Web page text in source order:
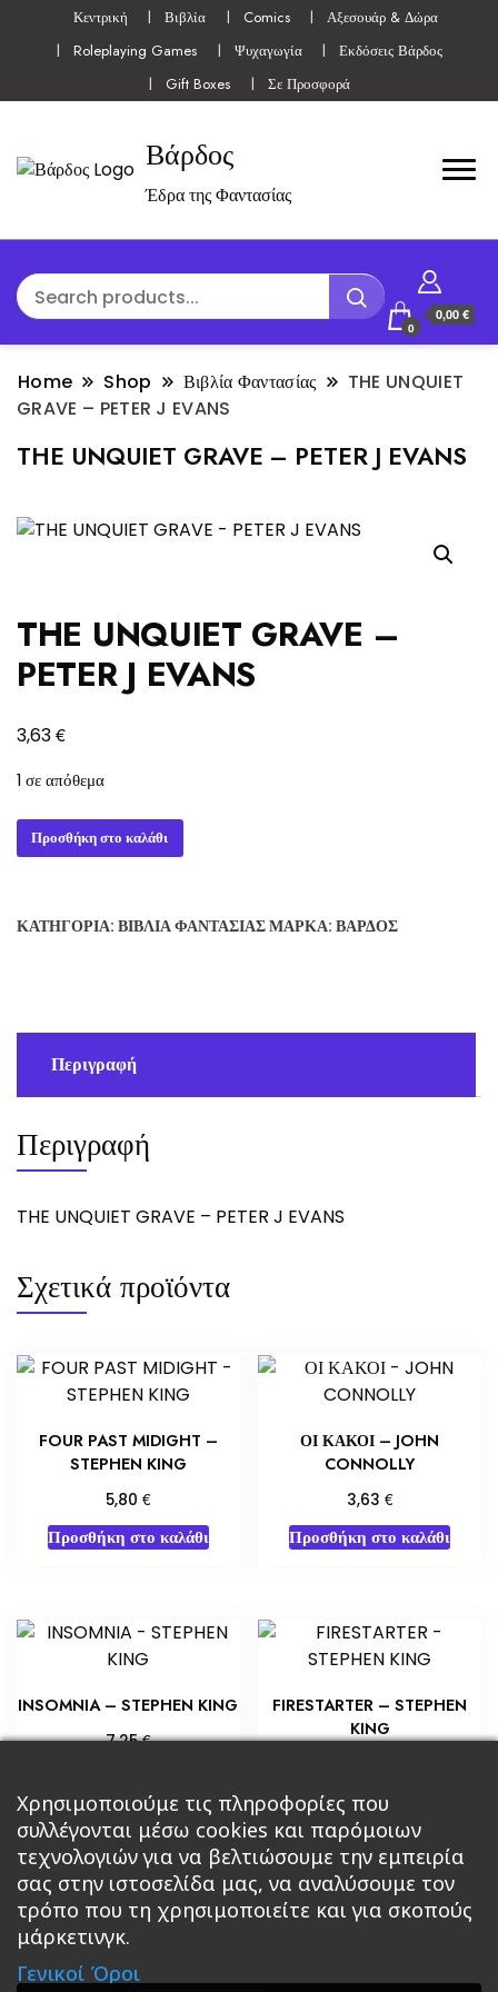
Κεντρική Βιβλία Comics
Αξεσουάρ & Δώρα
Roleplaying Games
Ψυχαγωγία
Εκδόσεις Βάρδος
Gift Boxes
Σε Προσφορά
Βάρδος
Έδρα της Φαντασίας
0
0,00 €
Home Shop Βιβλία Φαντασίας
THE UNQUIET
GRAVE – PETER J EVANS
THE UNQUIET GRAVE – PETER J EVANS
THE UNQUIET GRAVE –
PETER J EVANS
3,63€
1 σε απόθεμα
THE
UNQUIET
PETER
Προσθήκη στο καλάθι
ΚΑΤΗΓΟΡΊΑ: ΒΙΒΛΊΑ ΦΑΝΤΑΣΊΑΣΜΆΡΚΑ: ΒΆΡΔΟΣ
Περιγραφή
Περιγραφή
THE UNQUIET GRAVE – PETER J EVANS
Σχετικά προϊόντα
FOUR PAST MIDIGHT –
STEPHEN KING
5,80 €
Προσθήκη στο καλάθι
ΟΙ ΚΑΚΟΙ – JOHN
CONNOLLY
3,63 €
Προσθήκη στο καλάθι
INSOMNIA – STEPHEN KING
7,25€
FIRESTARTER – STEPHEN
KING
Προσθήκη στο καλάθι
Κεντρική Βιβλία
Roleplaying Games Ψυχαγωγία Εκδόσεις Βάρδος
Χρησιμοποιούμε τις πληροφορίες που
συλλέγονται μέσω cookies και παρόμοιων
τεχνολογιών για να βελτιώσουμε την εμπειρία
σας στην ιστοσελίδα μας, να αναλύσουμε τον
τρόπο που τη χρησιμοποιείτε και για σκοπούς
μάρκετινγκ.
Γενικοί Όροι